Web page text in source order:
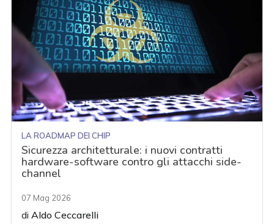
LA ROADMAP DEI CHIP
Sicurezza architetturale: i nuovi contratti
hardware-software contro gli attacchi side-
channel
07 Mag 2026
diAldo Ceccarelli